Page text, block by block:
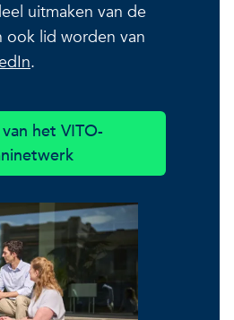
uitmaken van de
ook lid worden van
.
het VITO-